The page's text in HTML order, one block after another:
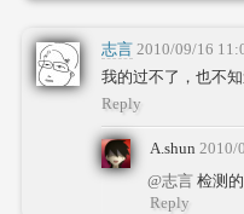
志言 2010/09/16
我的过不了，也不
Reply
A.shun 2010/
@志言 检测
Reply